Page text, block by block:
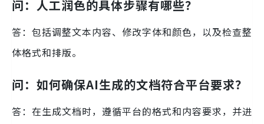
问：人工润色的具体步骤有哪些？
答：包括调整文本内容、修改字体和颜色，以及检查整
体格式和排版。
问：如何确保AI生成的文档符合平台要求？
答：在生成文档时，遵循平台的格式和内容要求，并进